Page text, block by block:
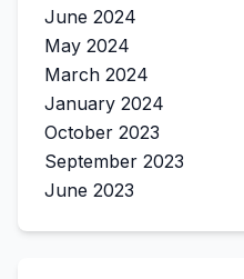
June 2024
May 2024
March 2024
January 2024
October 2023
September 2023
June 2023